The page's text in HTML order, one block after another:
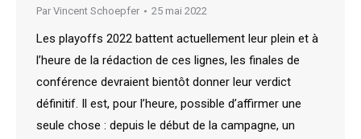
Par Vincent Schoepfer 25 mai 2022
Les playoffs 2022 battent actuellement leur plein et à
l’heure de la rédaction de ces lignes, les finales de
conférence devraient bientôt donner leur verdict
définitif. Il est, pour l’heure, possible d’affirmer une
seule chose : depuis le début de la campagne, un